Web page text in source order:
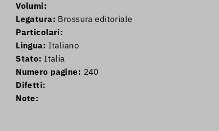
Volumi:
Legatura: Brossura editoriale
Particolari:
Lingua: Italiano
Stato: Italia
Numero pagine: 240
Difetti:
Note: